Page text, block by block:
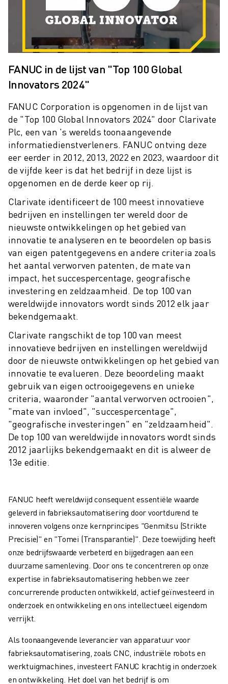
COMPACTE CNC-BEWERKINGSCENTRA
ROBODRILL COMPACTE CNC-BEWERKINGSCENTRA
ROBODRILL HARDWARE
ROBODRILL SOFTWARE
ROBODRILL PREVENTIEF ONDERHOUD
ROBODRILL ROBOT PAKKET
ROBODRILL ONDERWIJS PAKKET
ELEKTRISCHE SPUITGIETMACHINES
ROBOSHOT FILTER
ROBOSHOT ELEKTRISCHE SPUITGIETMACHINES
ROBOSHOT HARDWARE
ROBOSHOT SOFTWARE
ROBOSHOT DUURZAAMHEID
ROBOSHOT ROBOT PAKKET
ROBOSHOT PREVENTIEF ONDERHOUD
ROBOSHOT TOTAL COST OF OWNERSHIP
DRAADVONKMACHINES
ROBOCUT DRAADVONKMACHINES
ROBOCUT HARDWARE
ROBOCUT SOFTWARE
ROBOCUT PREVENTIEF ONDERHOUD
ROBOCUT DUURZAAMHEID
IIOT-OPLOSSINGEN
SMART FACTORY OPLOSSINGEN
SMART FACTORY OPLOSSINGEN VOOR EEN EFFICIËNTERE
PRODUCT REGISTRATIE » FANUC PORTAAL
CASE STUDIES
OPLOSSINGEN
INDUSTRIEËN
ALLE INDUSTRIEËN
LUCHTVAART
AUTOMOTIVE
ELEKTRISCHE VOERTUIGEN
KUNSTSTOFFEN
OPSLAG & LOGISTIEK
TOEPASSINGEN
ALLE TOEPASSINGEN
BOOGLASSEN
CNC FREZEN
CNC DRAAIEN
BOREN EN TAPPEN MET HOGE SNELHEID
SPUITGIETEN
MACHINE BELADING
FANUC in de lijst van "Top 100 Global
Innovators 2024"
FANUC Corporation is opgenomen in de lijst van
de "Top 100 Global Innovators 2024" door Clarivate
Plc, een van 's werelds toonaangevende
informatiedienstverleners. FANUC ontving deze
eer eerder in 2012, 2013, 2022 en 2023, waardoor dit
de vijfde keer is dat het bedrijf in deze lijst is
opgenomen en de derde keer op rij.
Clarivate identificeert de 100 meest innovatieve
bedrijven en instellingen ter wereld door de
nieuwste ontwikkelingen op het gebied van
innovatie te analyseren en te beoordelen op basis
van eigen patentgegevens en andere criteria zoals
het aantal verworven patenten, de mate van
impact, het succespercentage, geografische
investering en zeldzaamheid. De top 100 van
wereldwijde innovators wordt sinds 2012 elk jaar
bekendgemaakt.
Clarivate rangschikt de top 100 van meest
innovatieve bedrijven en instellingen wereldwijd
door de nieuwste ontwikkelingen op het gebied van
innovatie te evalueren. Deze beoordeling maakt
gebruik van eigen octrooigegevens en unieke
criteria, waaronder "aantal verworven octrooien",
"mate van invloed", "succespercentage",
"geografische investeringen" en "zeldzaamheid".
De top 100 van wereldwijde innovators wordt sinds
2012 jaarlijks bekendgemaakt en dit is alweer de
13e editie.
FANUC heeft wereldwijd consequent essentiële waarde
geleverd in fabrieksautomatisering door voortdurend te
innoveren volgens onze kernprincipes "Genmitsu (Strikte
Precisie)" en "Tomei (Transparantie)". Deze toewijding heeft
onze bedrijfswaarde verbeterd en bijgedragen aan een
duurzame samenleving. Door ons te concentreren op onze
expertise in fabrieksautomatisering hebben we zeer
concurrerende producten ontwikkeld, actief geïnvesteerd in
onderzoek en ontwikkeling en ons intellectueel eigendom
verrijkt.
Als toonaangevende leverancier van apparatuur voor
fabrieksautomatisering, zoals CNC, industriële robots en
werktuigmachines, investeert FANUC krachtig in onderzoek
en ontwikkeling. Het doel van het bedrijf is om